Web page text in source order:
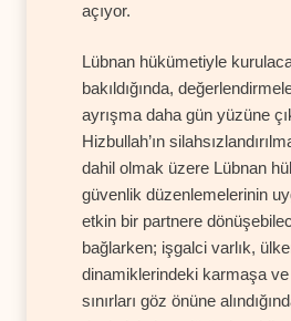
açıyor.
Lübnan hükümetiyle
bakıldığında,
ayrışma daha gün yüzüne
Hizbullah’ın
dahil olmak üzere Lübnan
güvenlik düzenlemelerinin
etkin bir partnere
bağlarken; işgalci varlık,
dinamiklerindeki karmaşa
sınırları göz önüne